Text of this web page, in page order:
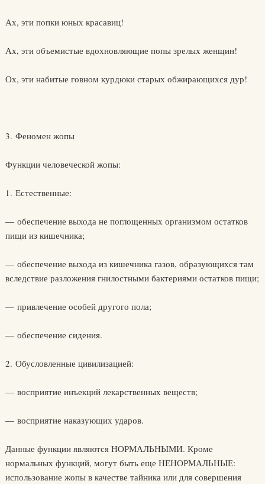
Ах, эти попки юных красавиц!
Ах, эти объемистые вдохновляющие попы зрелых женщин!
Ох, эти набитые говном курдюки старых обжирающихся дур!
3. Феномен жопы
Функции человеческой жопы:
1. Естественные:
— обеспечение выхода не поглощенных организмом остатков
пищи из кишечника;
— обеспечение выхода из кишечника газов, образующихся там
вследствие разложения гнилостными бактериями остатков пищи;
— привлечение особей другого пола;
— обеспечение сидения.
2. Обусловленные цивилизацией:
— восприятие инъекций лекарственных веществ;
— восприятие наказующих ударов.
Данные функции являются НОРМАЛЬНЫМИ. Кроме
нормальных функций, могут быть еще НЕНОРМАЛЬНЫЕ:
использование жопы в качестве тайника или для совершения